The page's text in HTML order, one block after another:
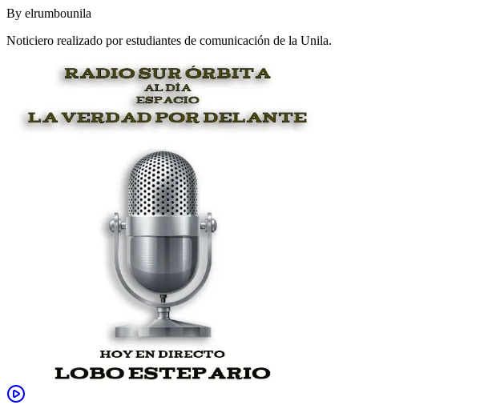
By elrumbounila
Noticiero realizado por estudiantes de comunicación de la Unila.